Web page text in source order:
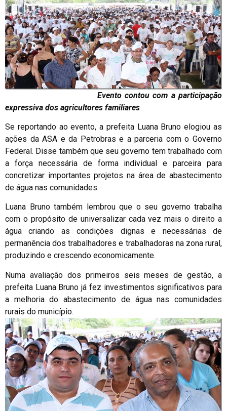
Evento contou com a participação
expressiva dos agricultores familiares
Se reportando ao evento, a prefeita Luana Bruno elogiou as
ações da ASA e da Petrobras e a parceria com o Governo
Federal. Disse também que seu governo tem trabalhado com
a força necessária de forma individual e parceira para
concretizar importantes projetos na área de abastecimento
de água nas comunidades.
Luana Bruno também lembrou que o seu governo trabalha
com o propósito de universalizar cada vez mais o direito a
água criando as condições dignas e necessárias de
permanência dos trabalhadores e trabalhadoras na zona rural,
produzindo e crescendo economicamente.
Numa avaliação dos primeiros seis meses de gestão, a
prefeita Luana Bruno já fez investimentos significativos para
a melhoria do abastecimento de água nas comunidades
rurais do município.